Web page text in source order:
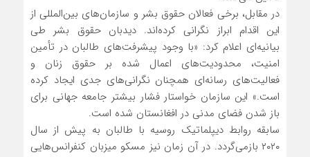
در مقابل، برخی فعالان حقوق بشر و سازمان‌های بین‌المللی از
این اقدام ابراز نگرانی کرده‌اند. دیدبان حقوق بشر طی
بیانیه‌ای اعلام کرد: «با وجود پیشرفت‌های طالبان در تأمین
امنیت، محدودیت‌های اعمال شده بر حقوق زنان و
فعالیت‌های رسانه‌ای همچنان نگرانی‌های جدی ایجاد کرده
است.» این سازمان خواستار فشار بیشتر جامعه جهانی برای
باز شدن فضای مدنی در افغانستان شده است.
سابقه روابط دیپلماتیک روسیه با طالبان به پیش از سال
۲۰۲۰ بازمی‌گردد. در آن زمان نیز مسکو میزبان کنفرانس‌هایی